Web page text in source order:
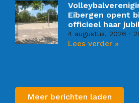
Eibergen opent
officieel haar
4 augustus, 2026
Lees verder »
Meer berichten laden